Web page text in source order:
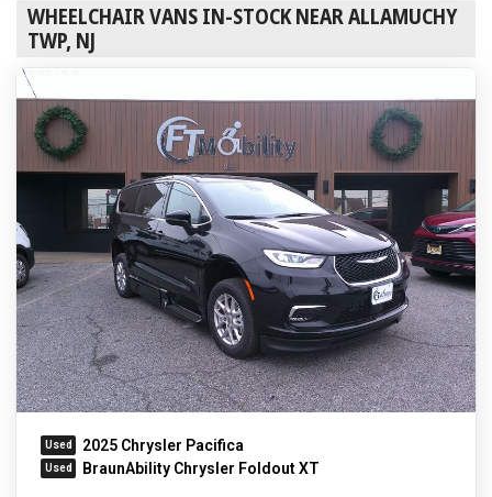
WHEELCHAIR VANS IN-STOCK NEAR ALLAMUCHY
TWP, NJ
2025 Chrysler Pacifica
BraunAbility Chrysler Foldout XT